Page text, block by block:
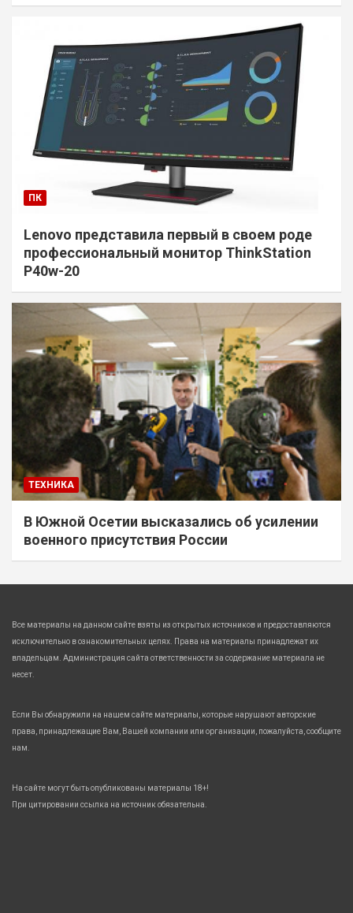
ПК
Lenovo представила первый в своем роде
профессиональный монитор ThinkStation
P40w-20
ТЕХНИКА
В Южной Осетии высказались об усилении
военного присутствия России
Все материалы на данном сайте взяты из открытых источников и предоставляются
исключительно в ознакомительных целях. Права на материалы принадлежат их
владельцам. Администрация сайта ответственности за содержание материала не
несет.
Если Вы обнаружили на нашем сайте материалы, которые нарушают авторские
права, принадлежащие Вам, Вашей компании или организации, пожалуйста, сообщите
нам.
На сайте могут быть опубликованы материалы 18+!
При цитировании ссылка на источник обязательна.